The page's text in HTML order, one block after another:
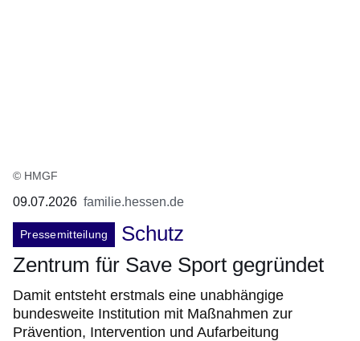
© HMGF
09.07.2026 familie.hessen.de
Pressemitteilung
Schutz
Zentrum für Save Sport gegründet
Damit entsteht erstmals eine unabhängige
bundesweite Institution mit Maßnahmen zur
Prävention, Intervention und Aufarbeitung